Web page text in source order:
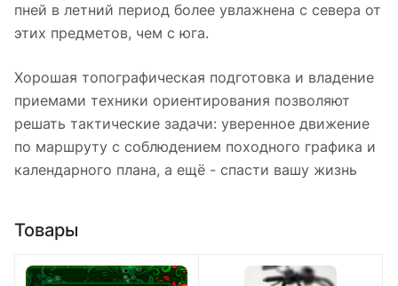
пней в летний период более увлажнена с севера от
этих предметов, чем с юга.
Хорошая топографическая подготовка и владение
приемами техники ориентирования позволяют
решать тактические задачи: уверенное движение
по маршруту с соблюдением походного графика и
календарного плана, а ещё - спасти вашу жизнь
Товары